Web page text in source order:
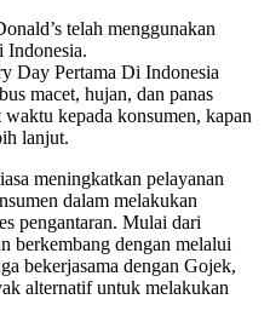
telah menggunakan
Indonesia.
macet, hujan, dan panas
kepada konsumen, kapan
lanjut.
meningkatkan pelayanan
dalam melakukan
pengantaran. Mulai dari
berkembang dengan melalui
bekerjasama dengan Gojek,
alternatif untuk melakukan